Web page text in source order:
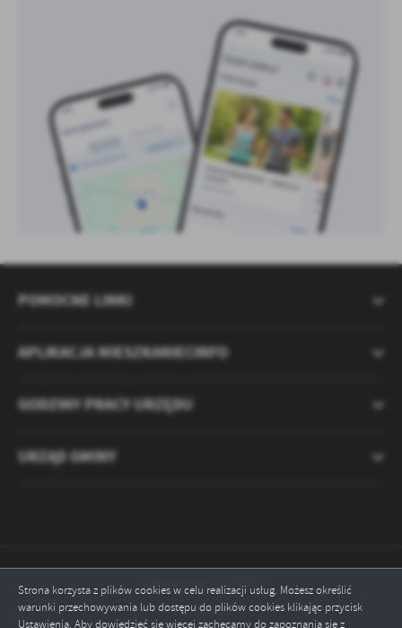
Strona korzysta z plików cookies w celu realizacji usług. Możesz określić
warunki przechowywania lub dostępu do plików cookies klikając przycisk
Ustawienia. Aby dowiedzieć się więcej zachęcamy do zapoznania się z
POMOCNE LINKI
APLIKACJA MIESZKANIECINFO
GODZINY PRACY URZĘDU
URZĄD GMINY
Odwiedzin: 2120896
Online: 1